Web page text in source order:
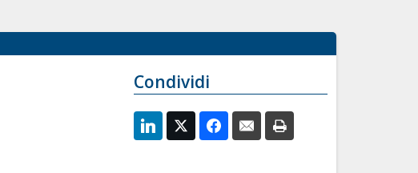
Condividi